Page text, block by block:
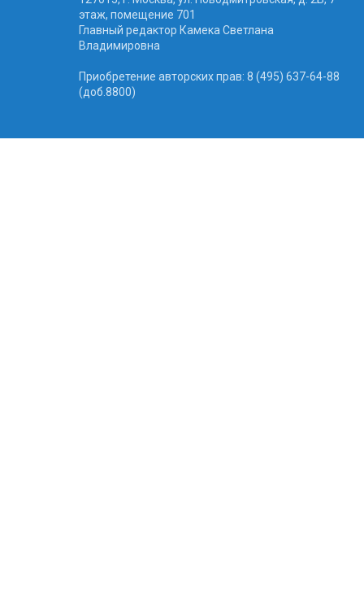
этаж, помещение 701
Главный редактор Камека Светлана
Владимировна
Приобретение авторских прав: 8 (495) 637-64-88
(доб.8800)